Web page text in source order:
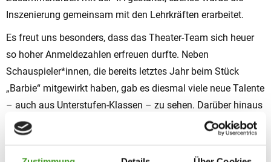
Inszenierung gemeinsam mit den Lehrkräften erarbeitet.
Es freut uns besonders, dass das Theater-Team sich heuer
so hoher Anmeldezahlen erfreuen durfte. Neben
Schauspieler*innen, die bereits letztes Jahr beim Stück
„Barbie“ mitgewirkt haben, gab es diesmal viele neue Talente
– auch aus Unterstufen-Klassen – zu sehen. Darüber hinaus
wurde unser Stück heuer erstmalig auch für die Mittelschule
aufgeführt.